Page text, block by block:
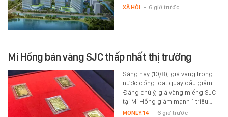
XÃ HỘI - 6 giờ trước
Mi Hồng bán vàng SJC thấp nhất thị trường
Sáng nay (10/8), giá vàng trong
nước đồng loạt quay đầu giảm.
Đáng chú ý, giá vàng miếng SJC
tại Mi Hồng giảm mạnh 1 triệu…
MONEY.14 - 6 giờ trước